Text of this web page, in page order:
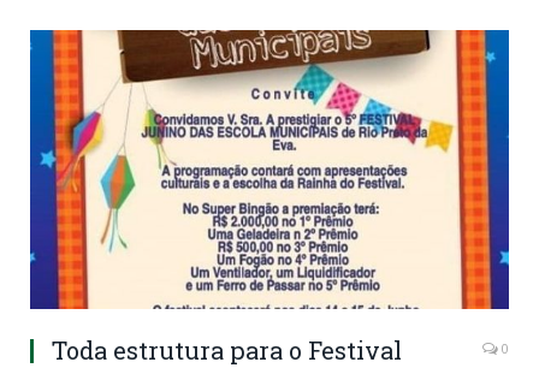
Toda estrutura para o Festival
0